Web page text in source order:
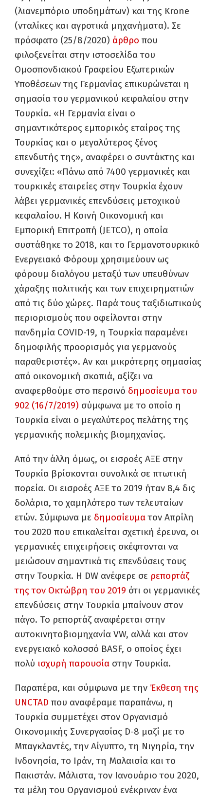
(λιανεμπόριο υποδημάτων) και της Krone
(νταλίκες και αγροτικά μηχανήματα). Σε
πρόσφατο (25/8/2020) άρθρο που
φιλοξενείται στην ιστοσελίδα του
Ομοσπονδιακού Γραφείου Εξωτερικών
Υποθέσεων της Γερμανίας επικυρώνεται η
σημασία του γερμανικού κεφαλαίου στην
Τουρκία. «Η Γερμανία είναι ο
σημαντικότερος εμπορικός εταίρος της
Τουρκίας και ο μεγαλύτερος ξένος
επενδυτής της», αναφέρει ο συντάκτης και
συνεχίζει: «Πάνω από 7400 γερμανικές και
τουρκικές εταιρείες στην Τουρκία έχουν
λάβει γερμανικές επενδύσεις μετοχικού
κεφαλαίου. Η Κοινή Οικονομική και
Εμπορική Επιτροπή (JETCO), η οποία
συστάθηκε το 2018, και το Γερμανοτουρκικό
Ενεργειακό Φόρουμ χρησιμεύουν ως
φόρουμ διαλόγου μεταξύ των υπευθύνων
χάραξης πολιτικής και των επιχειρηματιών
από τις δύο χώρες. Παρά τους ταξιδιωτικούς
περιορισμούς που οφείλονται στην
πανδημία COVID-19, η Τουρκία παραμένει
δημοφιλής προορισμός για γερμανούς
παραθεριστές». Αν και μικρότερης σημασίας
από οικονομική σκοπιά, αξίζει να
αναφερθούμε στο περσινό δημοσίευμα του
902 (16/7/2019) σύμφωνα με το οποίο η
Τουρκία είναι ο μεγαλύτερος πελάτης της
γερμανικής πολεμικής βιομηχανίας.
Από την άλλη όμως, οι εισροές ΑΞΕ στην
Τουρκία βρίσκονται συνολικά σε πτωτική
πορεία. Οι εισροές ΑΞΕ το 2019 ήταν 8,4 δις
δολάρια, το χαμηλότερο των τελευταίων
ετών. Σύμφωνα με δημοσίευματον Απρίλη
του 2020 που επικαλείται σχετική έρευνα, οι
γερμανικές επιχειρήσεις σκέφτονται να
μειώσουν σημαντικά τις επενδύσεις τους
στην Τουρκία. Η DW ανέφερε σε ρεπορτάζ
της τον Οκτώβρη του 2019 ότι οι γερμανικές
επενδύσεις στην Τουρκία μπαίνουν στον
πάγο. Το ρεπορτάζ αναφέρεται στην
αυτοκινητοβιομηχανία VW, αλλά και στον
ενεργειακό κολοσσό BASF, ο οποίος έχει
πολύ ισχυρή παρουσία στην Τουρκία.
Παραπέρα, και σύμφωνα με την Έκθεση της
UNCTAD που αναφέραμε παραπάνω, η
Τουρκία συμμετέχει στον Οργανισμό
Οικονομικής Συνεργασίας D-8 μαζί με το
Μπαγκλαντές, την Αίγυπτο, τη Νιγηρία, την
Ινδονησία, το Ιράν, τη Μαλαισία και το
Πακιστάν. Μάλιστα, τον Ιανουάριο του 2020,
τα μέλη του Οργανισμού ενέκριναν ένα